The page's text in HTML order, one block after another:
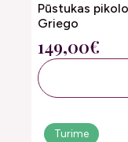
Pūstukas
Griego
149,00€
Turime